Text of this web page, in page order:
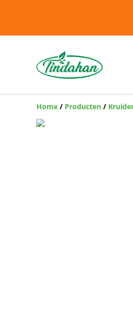
Home / Producten /